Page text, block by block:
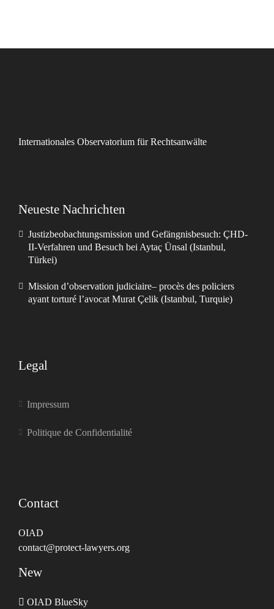
Internationales Observatorium für Rechtsanwälte
Neueste Nachrichten
Justizbeobachtungsmission und Gefängnisbesuch: ÇHD-
II-Verfahren und Besuch bei Aytaç Ünsal (Istanbul,
Türkei)
Mission d’observation judiciaire– procès des policiers
ayant torturé l’avocat Murat Çelik (Istanbul, Turquie)
Legal
Impressum
Politique de Confidentialité
Contact
OIAD
contact@protect-lawyers.org
New
OIAD BlueSky